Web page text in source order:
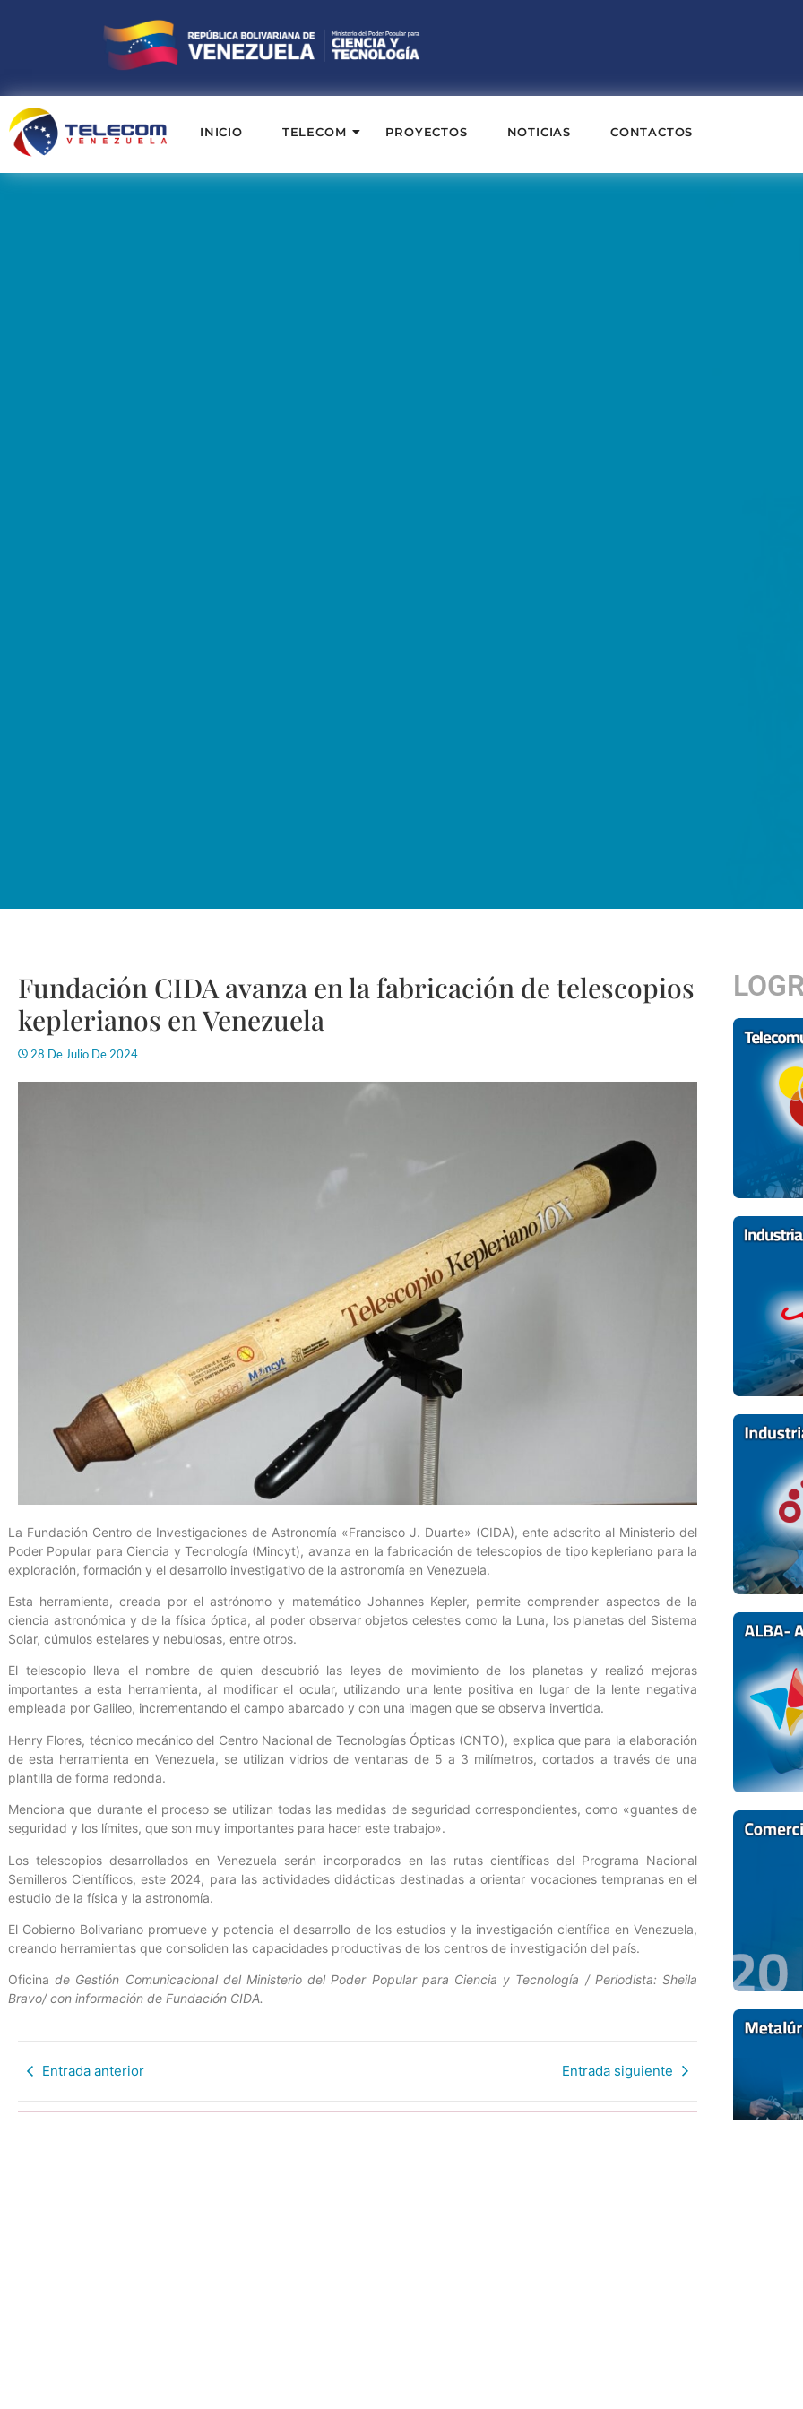
INICIO TELECOM PROYECTOS NOTICIAS CONTACTOS
Fundación CIDA avanza en la fabricación de telescopios
keplerianos en Venezuela
28 De Julio De 2024
La Fundación Centro de Investigaciones de Astronomía «Francisco J. Duarte» (CIDA), ente adscrito al Ministerio del
Poder Popular para Ciencia y Tecnología (Mincyt), avanza en la fabricación de telescopios de tipo kepleriano para la
exploración, formación y el desarrollo investigativo de la astronomía en Venezuela.
Esta herramienta, creada por el astrónomo y matemático Johannes Kepler, permite comprender aspectos de la
ciencia astronómica y de la física óptica, al poder observar objetos celestes como la Luna, los planetas del Sistema
Solar, cúmulos estelares y nebulosas, entre otros.
El telescopio lleva el nombre de quien descubrió las leyes de movimiento de los planetas y realizó mejoras
importantes a esta herramienta, al modificar el ocular, utilizando una lente positiva en lugar de la lente negativa
empleada por Galileo, incrementando el campo abarcado y con una imagen que se observa invertida.
Henry Flores, técnico mecánico del Centro Nacional de Tecnologías Ópticas (CNTO), explica que para la elaboración
de esta herramienta en Venezuela, se utilizan vidrios de ventanas de 5 a 3 milímetros, cortados a través de una
plantilla de forma redonda.
Menciona que durante el proceso se utilizan todas las medidas de seguridad correspondientes, como «guantes de
seguridad y los límites, que son muy importantes para hacer este trabajo».
Los telescopios desarrollados en Venezuela serán incorporados en las rutas científicas del Programa Nacional
Semilleros Científicos, este 2024, para las actividades didácticas destinadas a orientar vocaciones tempranas en el
estudio de la física y la astronomía.
El Gobierno Bolivariano promueve y potencia el desarrollo de los estudios y la investigación científica en Venezuela,
creando herramientas que consoliden las capacidades productivas de los centros de investigación del país.
Oficina de Gestión Comunicacional del Ministerio del Poder Popular para Ciencia y Tecnología / Periodista: Sheila
Bravo/ con información de Fundación CIDA.
Entrada anterior Entrada siguiente